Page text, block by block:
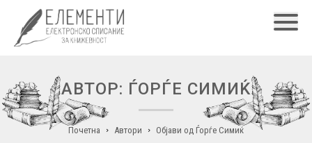
АВТОР: ЃОРЃЕ СИМИЌ
Почетна Автори Објави од Ѓорѓе Симиќ